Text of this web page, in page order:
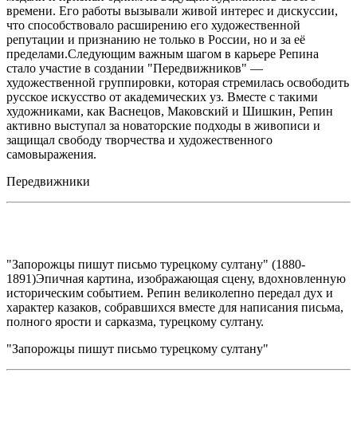
времени. Его работы вызывали живой интерес и дискуссии,
что способствовало расширению его художественной
репутации и признанию не только в России, но и за её
пределами.Следующим важным шагом в карьере Репина
стало участие в создании "Передвижников" —
художественной группировки, которая стремилась освободить
русское искусство от академических уз. Вместе с такими
художниками, как Васнецов, Маковский и Шишкин, Репин
активно выступал за новаторские подходы в живописи и
защищал свободу творчества и художественного
самовыражения.
Передвижники
"Запорожцы пишут письмо турецкому султану" (1880-
1891)Эпичная картина, изображающая сцену, вдохновленную
историческим событием. Репин великолепно передал дух и
характер казаков, собравшихся вместе для написания письма,
полного ярости и сарказма, турецкому султану.
"Запорожцы пишут письмо турецкому султану"